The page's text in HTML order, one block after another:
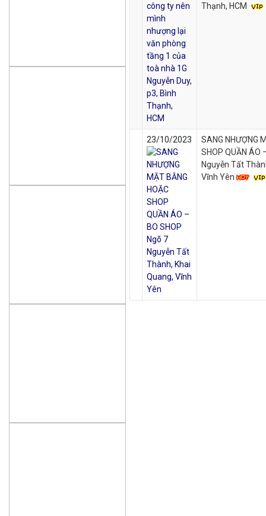
Thạnh, HCM
23/10/2023
SANG NHƯỢNG
SHOP QUẦN ÁO
Nguyễn Tất
Vĩnh Yên